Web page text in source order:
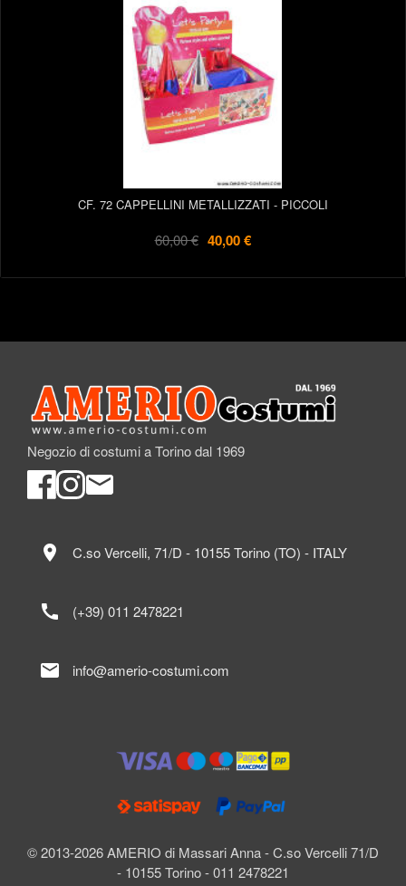
CF. 72 CAPPELLINI METALLIZZATI - PICCOLI
60,00 € 40,00 €
Negozio di costumi a Torino dal 1969
© 2013-2026 AMERIO di Massari Anna - C.so Vercelli 71/D
- 10155 Torino - 011 2478221
location_on C.so Vercelli, 71/D - 10155 Torino (TO) - ITALY
call (+39) 011 2478221
mail info@amerio-costumi.com